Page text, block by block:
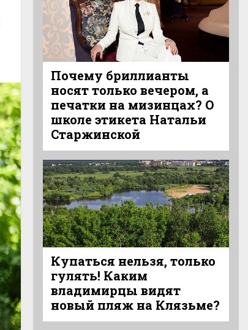
Почему бриллианты
носят только вечером, а
печатки на мизинцах? О
школе этикета Натальи
Старжинской
Купаться нельзя, только
гулять! Каким
владимирцы видят
новый пляж на Клязьме?